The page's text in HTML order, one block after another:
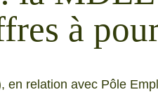
à
en relation avec Pôle